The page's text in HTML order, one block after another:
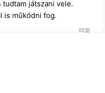
tudtam játszani vele.
is működni fog.
回复